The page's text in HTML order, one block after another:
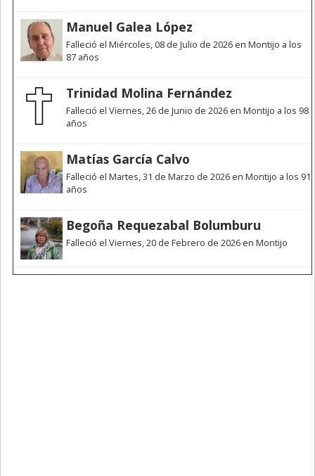
Manuel Galea López
Falleció el Miércoles, 08 de Julio de 2026 en Montijo a los
87 años
Trinidad Molina Fernández
Falleció el Viernes, 26 de Junio de 2026 en Montijo a los 98
años
Matías García Calvo
Falleció el Martes, 31 de Marzo de 2026 en Montijo a los 91
años
Begoña Requezabal Bolumburu
Falleció el Viernes, 20 de Febrero de 2026 en Montijo